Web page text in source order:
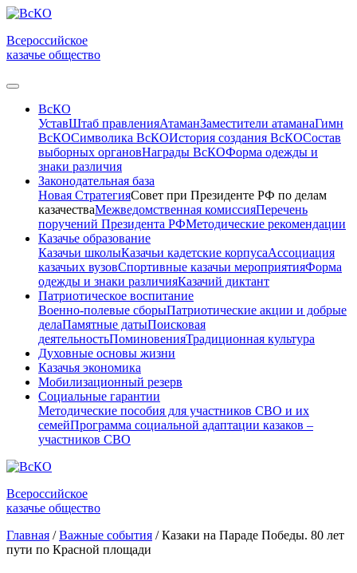
Всероссийское
казачье общество
ВсКО
УставШтаб правленияАтаманЗаместители атаманаГимн
ВсКОСимволика ВсКОИстория создания ВсКОСостав
выборных органовНаграды ВсКОФорма одежды и
знаки различия
Законодательная база
Новая СтратегияСовет при Президенте РФ по делам
казачестваМежведомственная комиссияПеречень
поручений Президента РФМетодические рекомендации
Казачье образование
Казачьи школыКазачьи кадетские корпусаАссоциация
казачьих вузовСпортивные казачьи мероприятияФорма
одежды и знаки различияКазачий диктант
Патриотическое воспитание
Военно-полевые сборыПатриотические акции и добрые
делаПамятные датыПоисковая
деятельностьПоминовенияТрадиционная культура
Духовные основы жизни
Казачья экономика
Мобилизационный резерв
Социальные гарантии
Методические пособия для участников СВО и их
семейПрограмма социальной адаптации казаков –
участников СВО
Всероссийское
казачье общество
Главная / Важные события / Казаки на Параде Победы. 80 лет
пути по Красной площади